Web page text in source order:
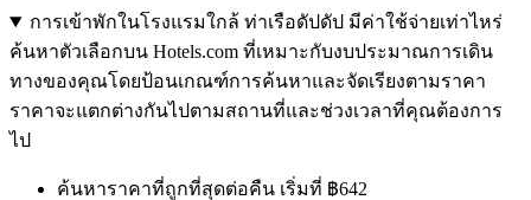
การเข้าพักในโรงแรมใกล้ ท่าเรือดัปดัป มีค่าใช้จ่ายเท่าไหร่
ค้นหาตัวเลือกบน Hotels.com ที่เหมาะกับงบประมาณการเดิน
ทางของคุณโดยป้อนเกณฑ์การค้นหาและจัดเรียงตามราคา
ราคาจะแตกต่างกันไปตามสถานที่และช่วงเวลาที่คุณต้องการ
ไป
ค้นหาราคาที่ถูกที่สุดต่อคืน เริ่มที่ ฿642